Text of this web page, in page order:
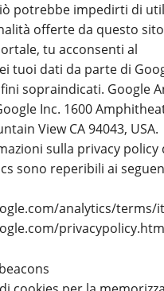
potrebbe impedirti di
offerte da questo
tu acconsenti al
tuoi dati da parte di
sopraindicati. Google
Inc. 1600
View CA 94043, USA.
sulla privacy policy
sono reperibili ai
analytics/terms/